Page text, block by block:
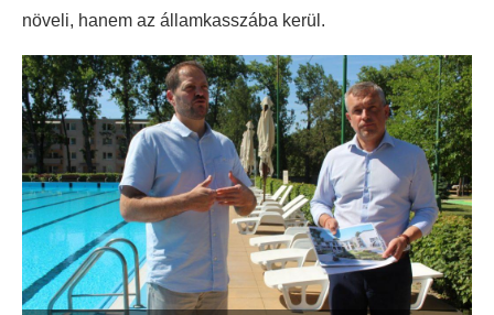
növeli, hanem az államkasszába kerül.